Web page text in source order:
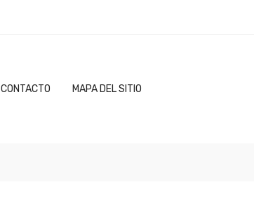
CONTACTO MAPA DEL SITIO